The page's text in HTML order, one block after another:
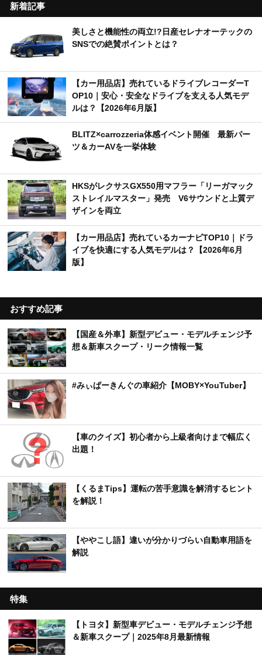
新着記事
美しさと機能性の両立!?日産セレナオーテックの
SNSでの絶賛ポイントとは？
【カー用品店】売れているドライブレコーダーT
OP10｜安心・安全なドライブを支える人気モデ
ルは？【2026年6月版】
BLITZ×carrozzeria体感イベント開催 最新パー
ツ＆カーAVを一挙体験
HKSがレクサスGX550用マフラー「リーガマック
ストレイルマスター」発売 V6サウンドと上質デ
ザインを両立
【カー用品店】売れているカーナビTOP10｜ドラ
イブを快適にする人気モデルは？【2026年6月
版】
おすすめ記事
【国産＆外車】新型デビュー・モデルチェンジ予
想＆新車スクープ・リーク情報一覧
#みぃぱーきんぐの車紹介【MOBY×YouTuber】
【車のクイズ】初心者から上級者向けまで幅広く
出題！
【くるまTips】運転の苦手意識を解消するヒント
を解説！
【ややこし語】違いが分かりづらい自動車用語を
解説
特集
【トヨタ】新型車デビュー・モデルチェンジ予想
＆新車スクープ｜2025年8月最新情報